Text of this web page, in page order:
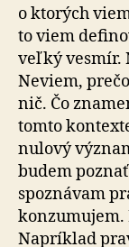
o ktorých
to viem
veľký vesmír.
Neviem,
nič. Čo
tomto
nulový
budem
spoznávam
konzumujem.
Napríklad